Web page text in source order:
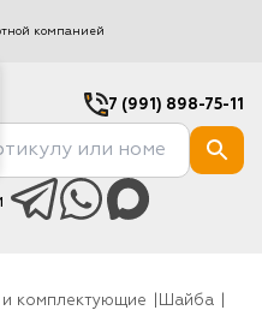
компанией
7 (991) 898-75-11
и комплектующие
шайба